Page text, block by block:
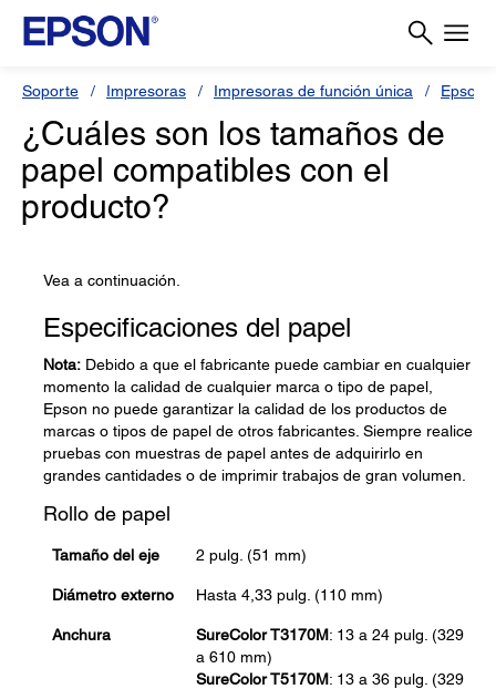
Soporte Impresoras Impresoras de función única Epson
¿Cuáles son los tamaños de
papel compatibles con el
producto?
Vea a continuación.
Especificaciones del papel
Nota: Debido a que el fabricante puede cambiar en cualquier
momento la calidad de cualquier marca o tipo de papel,
Epson no puede garantizar la calidad de los productos de
marcas o tipos de papel de otros fabricantes. Siempre realice
pruebas con muestras de papel antes de adquirirlo en
grandes cantidades o de imprimir trabajos de gran volumen.
Rollo de papel
Tamaño del eje 2 pulg. (51 mm)
Diámetro externo Hasta 4,33 pulg. (110 mm)
Anchura SureColor T3170M: 13 a 24 pulg. (329
a 610 mm)
SureColor T5170M: 13 a 36 pulg. (329